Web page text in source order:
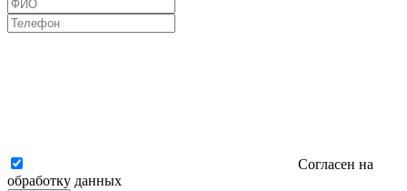
Согласен на
обработку данных